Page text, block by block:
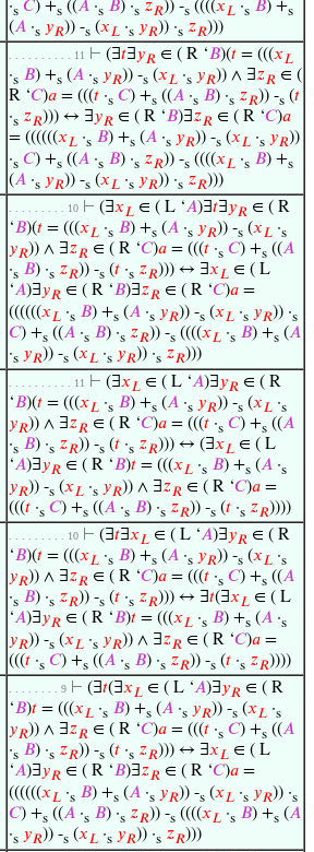
·s 𝐶) +s ((𝐴 ·s 𝐵) ·s 𝑧𝑅)) -s ((((𝑥𝐿 ·s 𝐵) +s
(𝐴 ·s 𝑦𝑅)) -s (𝑥𝐿 ·s 𝑦𝑅)) ·s 𝑧𝑅)))
. . . . . . . . . . 11 ⊢ (∃𝑡∃𝑦𝑅 ∈ ( R ‘𝐵)(𝑡 = (((𝑥𝐿
·s 𝐵) +s (𝐴 ·s 𝑦𝑅)) -s (𝑥𝐿 ·s 𝑦𝑅)) ∧ ∃𝑧𝑅 ∈ (
R ‘𝐶)𝑎 = (((𝑡 ·s 𝐶) +s ((𝐴 ·s 𝐵) ·s 𝑧𝑅)) -s (𝑡
·s 𝑧𝑅))) ↔ ∃𝑦𝑅 ∈ ( R ‘𝐵)∃𝑧𝑅 ∈ ( R ‘𝐶)𝑎
= ((((((𝑥𝐿 ·s 𝐵) +s (𝐴 ·s 𝑦𝑅)) -s (𝑥𝐿 ·s 𝑦𝑅))
·s 𝐶) +s ((𝐴 ·s 𝐵) ·s 𝑧𝑅)) -s ((((𝑥𝐿 ·s 𝐵) +s
(𝐴 ·s 𝑦𝑅)) -s (𝑥𝐿 ·s 𝑦𝑅)) ·s 𝑧𝑅)))
. . . . . . . . . 10 ⊢ (∃𝑥𝐿 ∈ ( L ‘𝐴)∃𝑡∃𝑦𝑅 ∈ ( R
‘𝐵)(𝑡 = (((𝑥𝐿 ·s 𝐵) +s (𝐴 ·s 𝑦𝑅)) -s (𝑥𝐿 ·s
𝑦𝑅)) ∧ ∃𝑧𝑅 ∈ ( R ‘𝐶)𝑎 = (((𝑡 ·s 𝐶) +s ((𝐴
·s 𝐵) ·s 𝑧𝑅)) -s (𝑡 ·s 𝑧𝑅))) ↔ ∃𝑥𝐿 ∈ ( L
‘𝐴)∃𝑦𝑅 ∈ ( R ‘𝐵)∃𝑧𝑅 ∈ ( R ‘𝐶)𝑎 =
((((((𝑥𝐿 ·s 𝐵) +s (𝐴 ·s 𝑦𝑅)) -s (𝑥𝐿 ·s 𝑦𝑅)) ·s
𝐶) +s ((𝐴 ·s 𝐵) ·s 𝑧𝑅)) -s ((((𝑥𝐿 ·s 𝐵) +s (𝐴
·s 𝑦𝑅)) -s (𝑥𝐿 ·s 𝑦𝑅)) ·s 𝑧𝑅)))
. . . . . . . . . . 11 ⊢ (∃𝑥𝐿 ∈ ( L ‘𝐴)∃𝑦𝑅 ∈ ( R
‘𝐵)(𝑡 = (((𝑥𝐿 ·s 𝐵) +s (𝐴 ·s 𝑦𝑅)) -s (𝑥𝐿 ·s
𝑦𝑅)) ∧ ∃𝑧𝑅 ∈ ( R ‘𝐶)𝑎 = (((𝑡 ·s 𝐶) +s ((𝐴
·s 𝐵) ·s 𝑧𝑅)) -s (𝑡 ·s 𝑧𝑅))) ↔ (∃𝑥𝐿 ∈ ( L
‘𝐴)∃𝑦𝑅 ∈ ( R ‘𝐵)𝑡 = (((𝑥𝐿 ·s 𝐵) +s (𝐴 ·s
𝑦𝑅)) -s (𝑥𝐿 ·s 𝑦𝑅)) ∧ ∃𝑧𝑅 ∈ ( R ‘𝐶)𝑎 =
(((𝑡 ·s 𝐶) +s ((𝐴 ·s 𝐵) ·s 𝑧𝑅)) -s (𝑡 ·s 𝑧𝑅))))
. . . . . . . . . 10 ⊢ (∃𝑡∃𝑥𝐿 ∈ ( L ‘𝐴)∃𝑦𝑅 ∈ ( R
‘𝐵)(𝑡 = (((𝑥𝐿 ·s 𝐵) +s (𝐴 ·s 𝑦𝑅)) -s (𝑥𝐿 ·s
𝑦𝑅)) ∧ ∃𝑧𝑅 ∈ ( R ‘𝐶)𝑎 = (((𝑡 ·s 𝐶) +s ((𝐴
·s 𝐵) ·s 𝑧𝑅)) -s (𝑡 ·s 𝑧𝑅))) ↔ ∃𝑡(∃𝑥𝐿 ∈ ( L
‘𝐴)∃𝑦𝑅 ∈ ( R ‘𝐵)𝑡 = (((𝑥𝐿 ·s 𝐵) +s (𝐴 ·s
𝑦𝑅)) -s (𝑥𝐿 ·s 𝑦𝑅)) ∧ ∃𝑧𝑅 ∈ ( R ‘𝐶)𝑎 =
(((𝑡 ·s 𝐶) +s ((𝐴 ·s 𝐵) ·s 𝑧𝑅)) -s (𝑡 ·s 𝑧𝑅))))
. . . . . . . . 9 ⊢ (∃𝑡(∃𝑥𝐿 ∈ ( L ‘𝐴)∃𝑦𝑅 ∈ ( R
‘𝐵)𝑡 = (((𝑥𝐿 ·s 𝐵) +s (𝐴 ·s 𝑦𝑅)) -s (𝑥𝐿 ·s
𝑦𝑅)) ∧ ∃𝑧𝑅 ∈ ( R ‘𝐶)𝑎 = (((𝑡 ·s 𝐶) +s ((𝐴
·s 𝐵) ·s 𝑧𝑅)) -s (𝑡 ·s 𝑧𝑅))) ↔ ∃𝑥𝐿 ∈ ( L
‘𝐴)∃𝑦𝑅 ∈ ( R ‘𝐵)∃𝑧𝑅 ∈ ( R ‘𝐶)𝑎 =
((((((𝑥𝐿 ·s 𝐵) +s (𝐴 ·s 𝑦𝑅)) -s (𝑥𝐿 ·s 𝑦𝑅)) ·s
𝐶) +s ((𝐴 ·s 𝐵) ·s 𝑧𝑅)) -s ((((𝑥𝐿 ·s 𝐵) +s (𝐴
·s 𝑦𝑅)) -s (𝑥𝐿 ·s 𝑦𝑅)) ·s 𝑧𝑅)))